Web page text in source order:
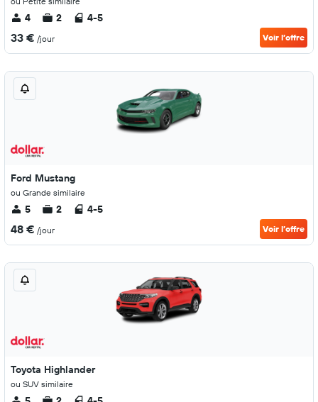
4 2 4-5
33 € /jour Voir l’offre
Ford Mustang
ou Grande similaire
5 2 4-5
48 € /jour Voir l’offre
Toyota Highlander
ou SUV similaire